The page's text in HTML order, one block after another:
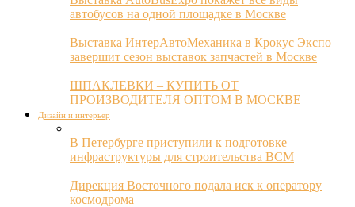
автобусов на одной площадке в Москве
Выставка ИнтерАвтоМеханика в Крокус Экспо
завершит сезон выставок запчастей в Москве
ШПАКЛЕВКИ – КУПИТЬ ОТ
ПРОИЗВОДИТЕЛЯ ОПТОМ В МОСКВЕ
Дизайн и интерьер
В Петербурге приступили к подготовке
инфраструктуры для строительства ВСМ
Дирекция Восточного подала иск к оператору
космодрома